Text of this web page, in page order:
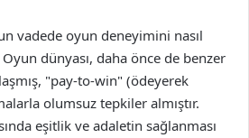
vadede oyun deneyimini nasıl
dünyası, daha önce de benzer
"pay-to-win" (ödeyerek
olumsuz tepkiler almıştır.
eşitlik ve adaletin sağlanması